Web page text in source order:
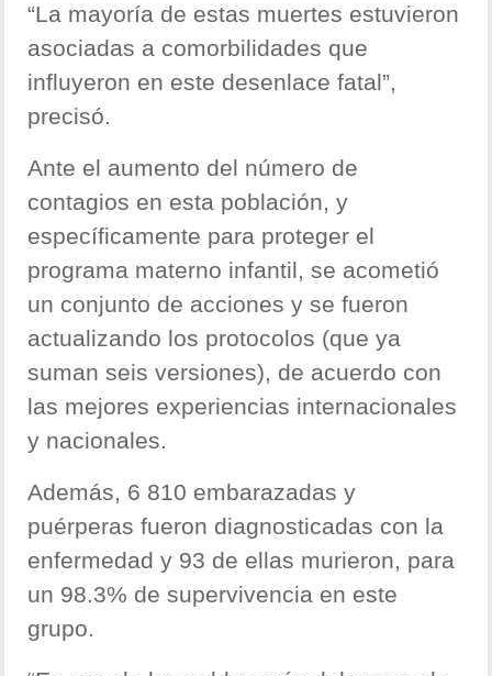
“La mayoría de estas muertes estuvieron
asociadas a comorbilidades que
influyeron en este desenlace fatal”,
precisó.
Ante el aumento del número de
contagios en esta población, y
específicamente para proteger el
programa materno infantil, se acometió
un conjunto de acciones y se fueron
actualizando los protocolos (que ya
suman seis versiones), de acuerdo con
las mejores experiencias internacionales
y nacionales.
Además, 6 810 embarazadas y
puérperas fueron diagnosticadas con la
enfermedad y 93 de ellas murieron, para
un 98.3% de supervivencia en este
grupo.